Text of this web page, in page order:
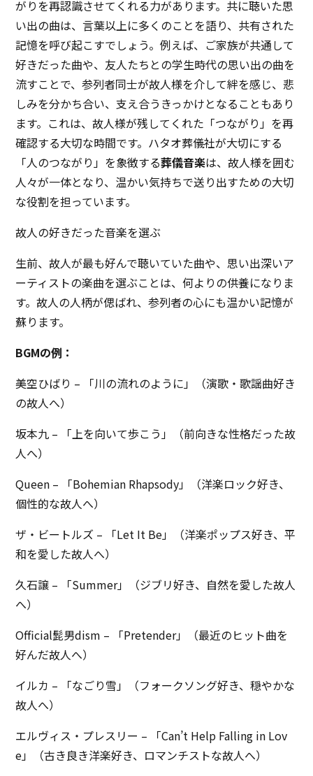
がりを再認識させてくれる力があります。共に聴いた思
い出の曲は、言葉以上に多くのことを語り、共有された
記憶を呼び起こすでしょう。例えば、ご家族が共通して
好きだった曲や、友人たちとの学生時代の思い出の曲を
流すことで、参列者同士が故人様を介して絆を感じ、悲
しみを分かち合い、支え合うきっかけとなることもあり
ます。これは、故人様が残してくれた「つながり」を再
確認する大切な時間です。ハタオ葬儀社が大切にする
「人のつながり」を象徴する葬儀音楽は、故人様を囲む
人々が一体となり、温かい気持ちで送り出すための大切
な役割を担っています。
故人の好きだった音楽を選ぶ
生前、故人が最も好んで聴いていた曲や、思い出深いア
ーティストの楽曲を選ぶことは、何よりの供養になりま
す。故人の人柄が偲ばれ、参列者の心にも温かい記憶が
蘇ります。
BGMの例：
美空ひばり – 「川の流れのように」（演歌・歌謡曲好き
の故人へ）
坂本九 – 「上を向いて歩こう」（前向きな性格だった故
人へ）
Queen – 「Bohemian Rhapsody」（洋楽ロック好き、
個性的な故人へ）
ザ・ビートルズ – 「Let It Be」（洋楽ポップス好き、平
和を愛した故人へ）
久石譲 – 「Summer」（ジブリ好き、自然を愛した故人
へ）
Official髭男dism – 「Pretender」（最近のヒット曲を
好んだ故人へ）
イルカ – 「なごり雪」（フォークソング好き、穏やかな
故人へ）
エルヴィス・プレスリー – 「Can’t Help Falling in Lov
e」（古き良き洋楽好き、ロマンチストな故人へ）